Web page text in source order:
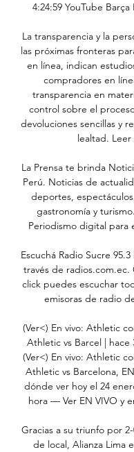
4:24:59 YouTube Barça
La transparencia y la
las próximas fronteras
en línea, indican
compradores en
transparencia en
control sobre el
devoluciones sencillas y
lealtad.
La Prensa te brinda
Perú. Noticias de
deportes,
gastronomía y
Periodismo digital para
Escuchá Radio Sucre
través de radios.com.ec.
click puedes escuchar
emisoras de radio
(Ver<) En vivo: Athletic
Athletic vs Barcel |
(Ver<) En vivo: Athletic
Athletic vs Barcelona,
dónde ver hoy el 24
hora — Ver EN VIVO y
Gracias a su triunfo por
de local, Alianza Lima